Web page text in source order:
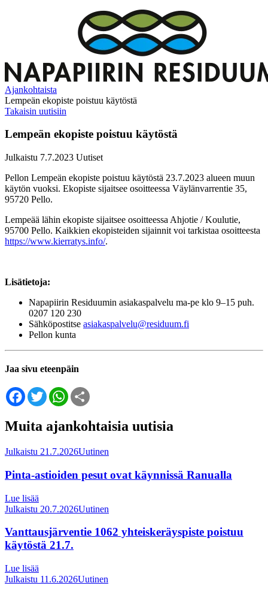
Ajankohtaista
Lempeän ekopiste poistuu käytöstä
Takaisin uutisiin
Lempeän ekopiste poistuu käytöstä
Julkaistu 7.7.2023 Uutiset
Pellon Lempeän ekopiste poistuu käytöstä 23.7.2023 alueen muun
käytön vuoksi. Ekopiste sijaitsee osoitteessa Väylänvarrentie 35,
95720 Pello.
Lempeää lähin ekopiste sijaitsee osoitteessa Ahjotie / Koulutie,
95700 Pello. Kaikkien ekopisteiden sijainnit voi tarkistaa osoitteesta
https://www.kierratys.info/.
Lisätietoja:
Napapiirin Residuumin asiakaspalvelu ma-pe klo 9–15 puh.
0207 120 230
Sähköpostitse asiakaspalvelu@residuum.fi
Pellon kunta
Jaa sivu eteenpäin
FacebookTwitterWhatsApp
Muita ajankohtaisia uutisia
Julkaistu 21.7.2026Uutinen
Pinta-astioiden pesut ovat käynnissä Ranualla
Lue lisää
Julkaistu 20.7.2026Uutinen
Vanttausjärventie 1062 yhteiskeräyspiste poistuu
käytöstä 21.7.
Lue lisää
Julkaistu 11.6.2026Uutinen